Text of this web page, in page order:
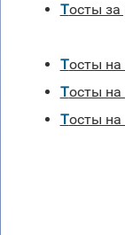
Тосты
Тосты
Тосты
Тосты